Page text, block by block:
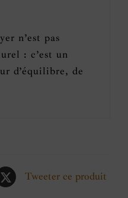
n’est pas
: c’est un
d’équilibre, de
Tweeter ce produit